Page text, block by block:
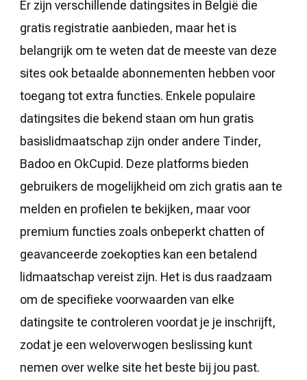
Er zijn verschillende datingsites in België die
gratis registratie aanbieden, maar het is
belangrijk om te weten dat de meeste van deze
sites ook betaalde abonnementen hebben voor
toegang tot extra functies. Enkele populaire
datingsites die bekend staan om hun gratis
basislidmaatschap zijn onder andere Tinder,
Badoo en OkCupid. Deze platforms bieden
gebruikers de mogelijkheid om zich gratis aan te
melden en profielen te bekijken, maar voor
premium functies zoals onbeperkt chatten of
geavanceerde zoekopties kan een betalend
lidmaatschap vereist zijn. Het is dus raadzaam
om de specifieke voorwaarden van elke
datingsite te controleren voordat je je inschrijft,
zodat je een weloverwogen beslissing kunt
nemen over welke site het beste bij jou past.